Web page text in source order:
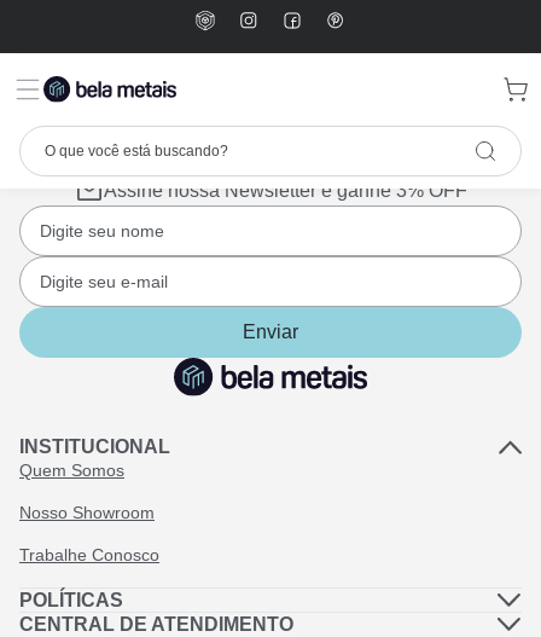
Assine nossa Newsletter e ganhe 3% OFF
Enviar
INSTITUCIONAL
Quem Somos
Nosso Showroom
Trabalhe Conosco
POLÍTICAS
Política de Privacidade
CENTRAL DE ATENDIMENTO